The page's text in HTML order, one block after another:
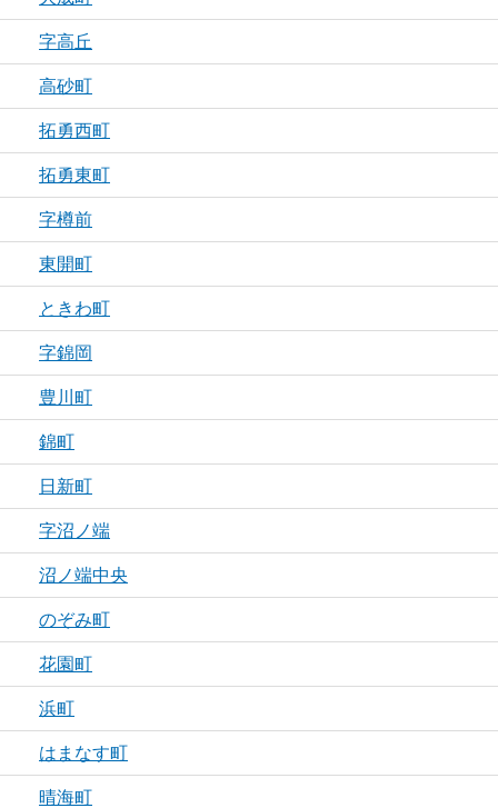
字高丘
高砂町
拓勇西町
拓勇東町
字樽前
東開町
ときわ町
字錦岡
豊川町
錦町
日新町
字沼ノ端
沼ノ端中央
のぞみ町
花園町
浜町
はまなす町
晴海町